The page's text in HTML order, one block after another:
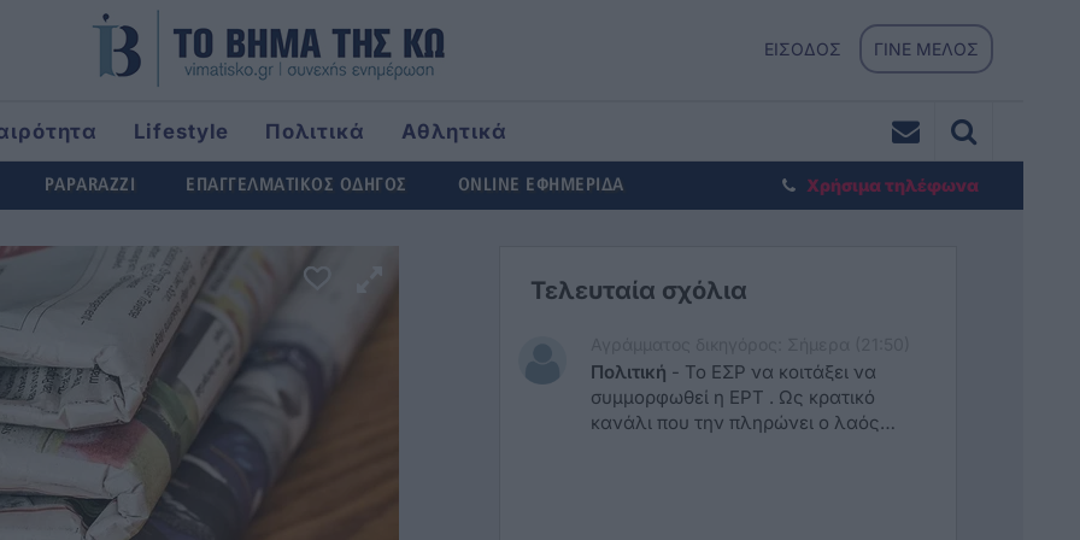
ΕΙΣΟΔΟΣ ΓΙΝΕ ΜΕΛΟΣ
Lifestyle Πολιτικά
Αθλητικά
PAPARAZZI ΕΠΑΓΓΕΛΜΑΤΙΚΟΣ ΟΔΗΓΟΣ ONLINE ΕΦΗΜΕΡΙΔΑ Χρήσιμα τηλέφωνα
Τελευταία σχόλια
Πολιτική - Το ΕΣΡ να κοιτάξει να
συμμορφωθεί η ΕΡΤ . Ως κρατικό
κανάλι που την πληρώνει ο λαός